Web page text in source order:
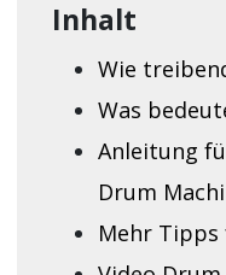
Inhalt
Wie
Was
Anleitung
Drum
Mehr